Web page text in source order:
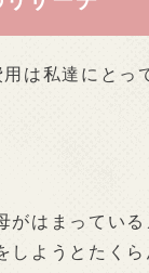
は私達にとっ
がはまってい
しようとたくら